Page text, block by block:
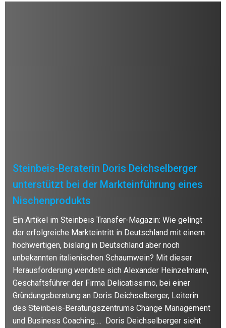
Steinbeis-Beraterin Doris Deichselberger
unterstützt bei der Markteinführung eines
Nischenprodukts
Ein Artikel im Steinbeis Transfer-Magazin: Wie gelingt
der erfolgreiche Markteintritt in Deutschland mit einem
hochwertigen, bislang in Deutschland aber noch
unbekannten italienischen Schaumwein? Mit dieser
Herausforderung wendete sich Alexander Heinzelmann,
Geschäftsführer der Firma Delicatissimo, bei einer
Gründungsberatung an Doris Deichselberger, Leiterin
des Steinbeis-Beratungszentrums Change Management
und Business Coaching…. Doris Deichselberger sieht